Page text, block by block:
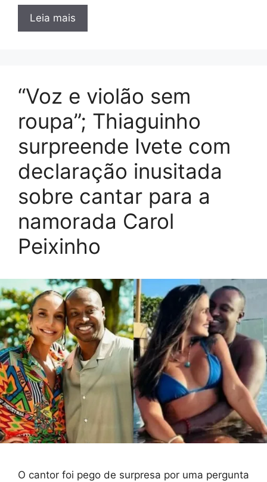
Leia mais
“Voz e violão sem
roupa”; Thiaguinho
surpreende Ivete com
declaração inusitada
sobre cantar para a
namorada Carol
Peixinho
O cantor foi pego de surpresa por uma pergunta